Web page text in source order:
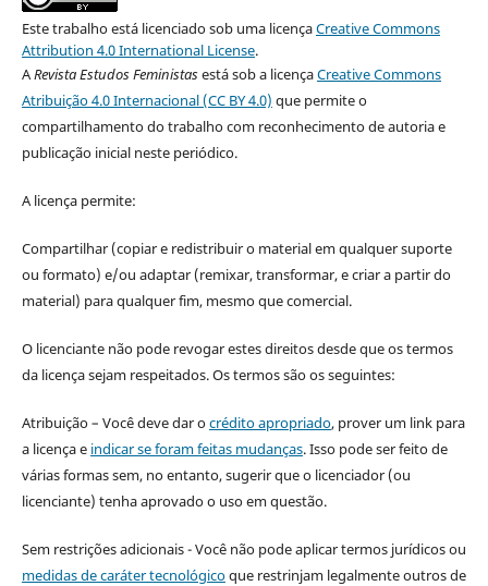
Este trabalho está licenciado sob uma licençaCreative Commons
Attribution 4.0 International License.
ARevista Estudos Feministasestá sob a licençaCreative Commons
Atribuição 4.0 Internacional (CC BY 4.0) que permite o
compartilhamento do trabalho com reconhecimento de autoria e
publicação inicial neste periódico.
A licença permite:
Compartilhar (copiar e redistribuir o material em qualquer suporte
ou formato) e/ou adaptar (remixar, transformar, e criar a partir do
material) para qualquer fim, mesmo que comercial.
O licenciante não pode revogar estes direitos desde que os termos
da licença sejam respeitados. Os termos são os seguintes:
Atribuição – Você deve dar ocrédito apropriado, prover um link para
a licença e indicar se foram feitas mudanças. Isso pode ser feito de
várias formas sem, no entanto, sugerir que o licenciador (ou
licenciante) tenha aprovado o uso em questão.
Sem restrições adicionais - Você não pode aplicar termos jurídicos ou
medidas de caráter tecnológicoque restrinjam legalmente outros de